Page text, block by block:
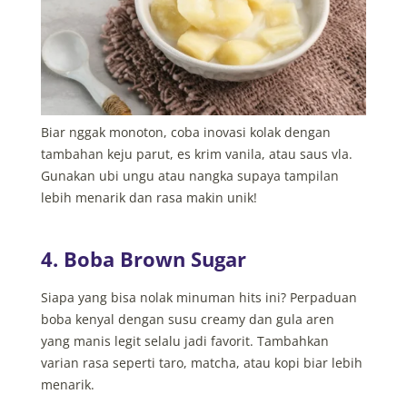
Biar nggak monoton, coba inovasi kolak dengan
tambahan keju parut, es krim vanila, atau saus vla.
Gunakan ubi ungu atau nangka supaya tampilan
lebih menarik dan rasa makin unik!
4. Boba Brown Sugar
Siapa yang bisa nolak minuman hits ini? Perpaduan
boba kenyal dengan susu creamy dan gula aren
yang manis legit selalu jadi favorit. Tambahkan
varian rasa seperti taro, matcha, atau kopi biar lebih
menarik.